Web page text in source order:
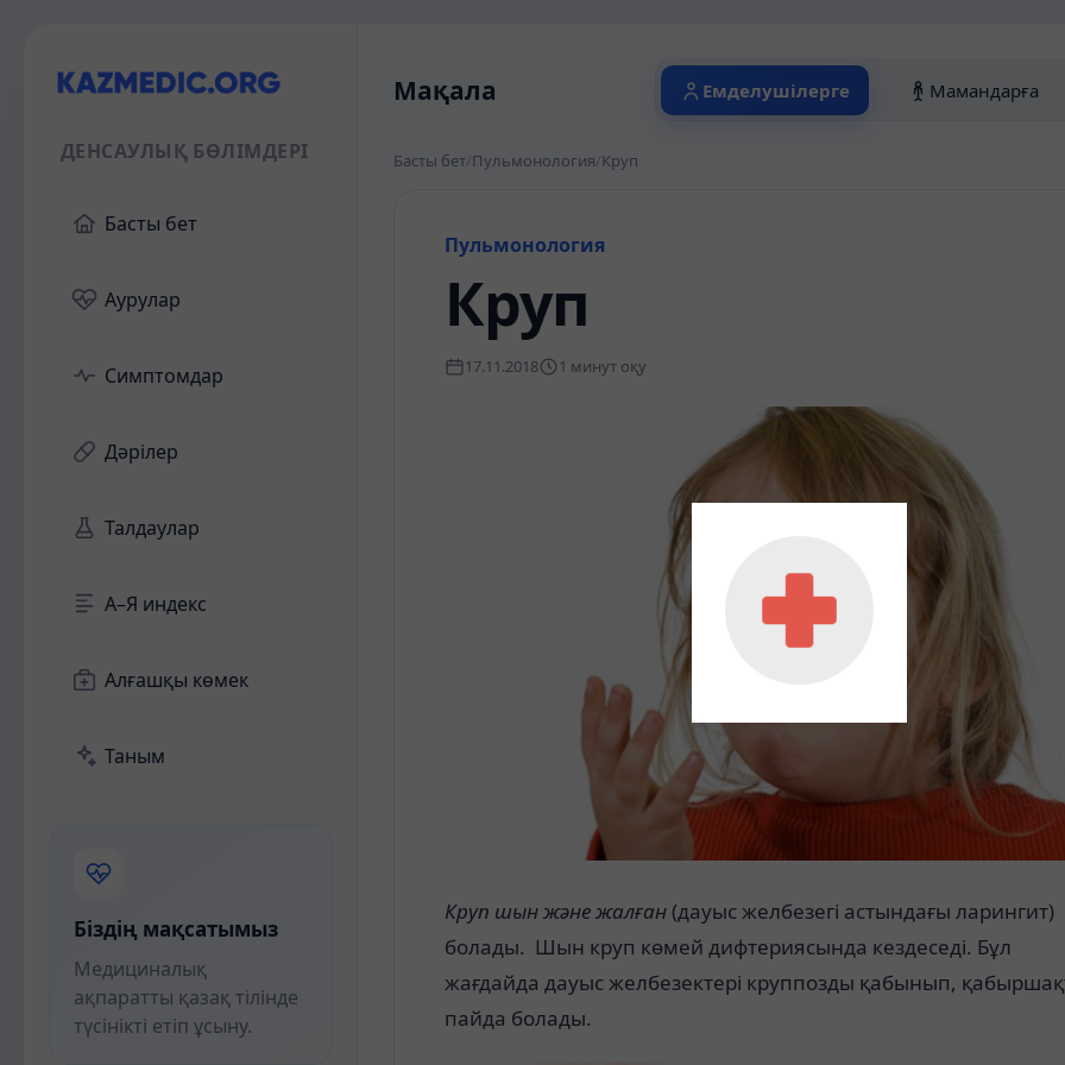
ДЕНСАУЛЫҚ БӨЛІМДЕРІ
Басты бет
Аурулар
Симптомдар
Дәрілер
Талдаулар
А–Я индекс
Алғашқы көмек
Таным
Біздің мақсатымыз
Медициналық
ақпаратты қазақ тілінде
түсінікті етіп ұсыну.
Мақала Емделушілерге Мамандарға
Басты бет/Пульмонология/Круп
Пульмонология
Круп
17.11.2018 1 минут оқу
Круп шын және жалған (дауыс желбезегі астындағы ларингит)
болады. Шын круп көмей дифтериясында кездеседі. Бұл
жағдайда дауыс желбезектері круппозды қабынып,
пайда болады.